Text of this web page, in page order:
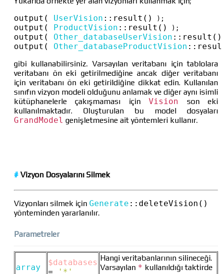
output( UserVision :: result()
output( ProductVision :: result()
output( Other_databaseUserVision :: result()
output( Other_databaseProductVision ::
gibi kullanabilirsiniz. Varsayılan veritabanı için tablolara
veritabanı ön eki getirilmediğine ancak diğer veritabanı
için veritabanı ön eki getirildiğine dikkat edin. Kullanılan
sınıfın vizyon modeli olduğunu anlamak ve diğer aynı isimli
kütüphanelerle çakışmaması içinVision son eki
kullanılmaktadır. Oluşturulan bu model dosyaları
GrandModel genişletmesine ait yöntemleri kullanır.
# Vizyon Dosyalarını Silmek
Vizyonları silmek için Generate :: deleteVision()
yönteminden yararlanılır.
Parametreler
array
$databases
=
'*'
Hangi veritabanlarının silineceği.
Varsayılan * kullanıldığı taktirde